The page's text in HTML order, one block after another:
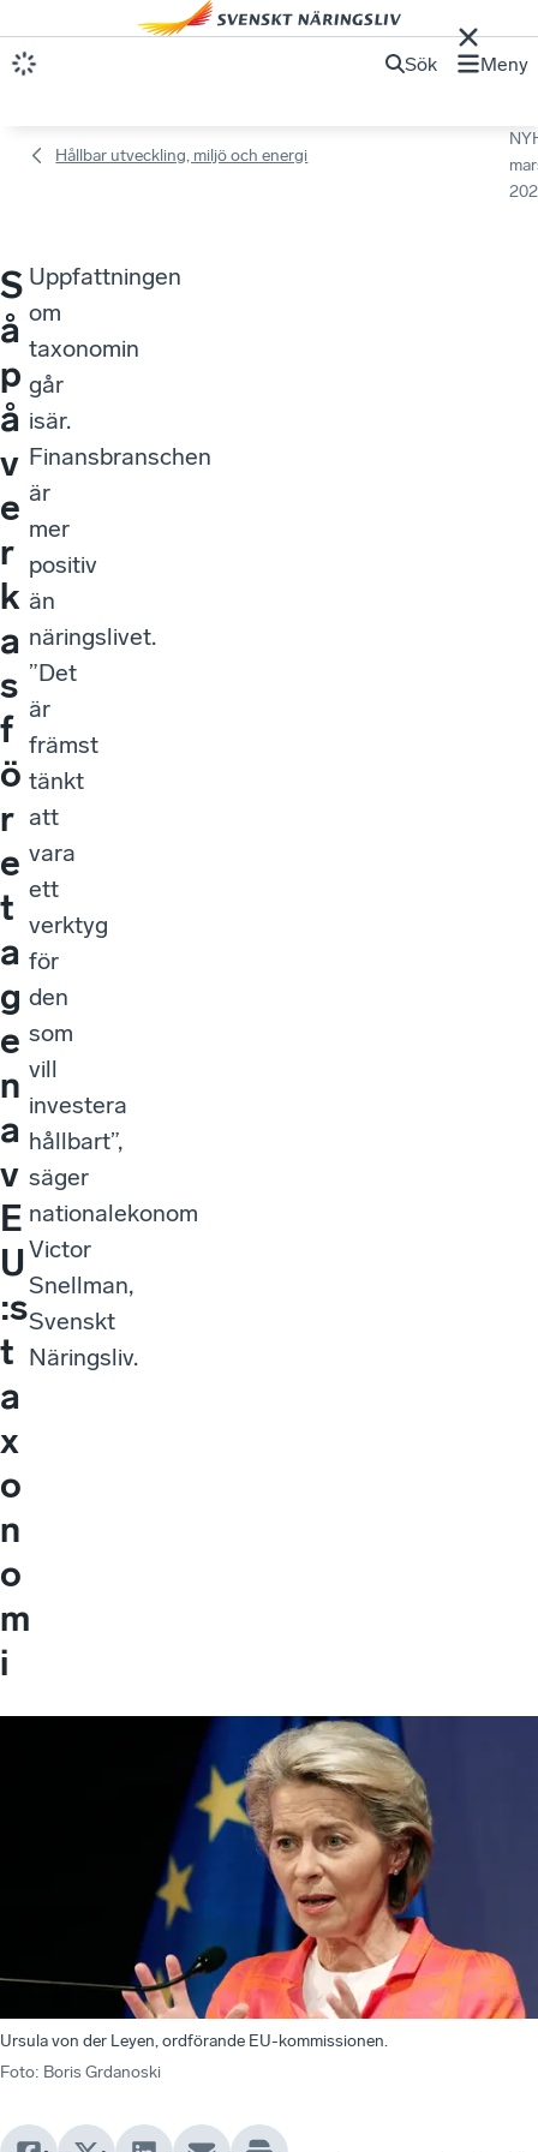
Sök Meny
Hållbar utveckling, miljö och energi
S
å
p
å
v
e
r
k
a
s
f
ö
r
e
t
a
g
e
n
a
v
E
U
:s
t
a
x
o
n
o
m
i
Uppfattningen
om
taxonomin
går
isär.
Finansbranschen
är
mer
positiv
än
näringslivet.
”Det
är
främst
tänkt
att
vara
ett
verktyg
för
den
som
vill
investera
hållbart”,
säger
nationalekonom
Victor
Snellman,
Svenskt
Näringsliv.
Ursula von der Leyen, ordförande EU-kommissionen.
Foto: Boris Grdanoski